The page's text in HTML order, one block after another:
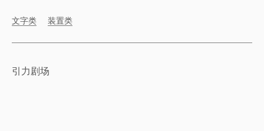
文字类 装置类
引力剧场